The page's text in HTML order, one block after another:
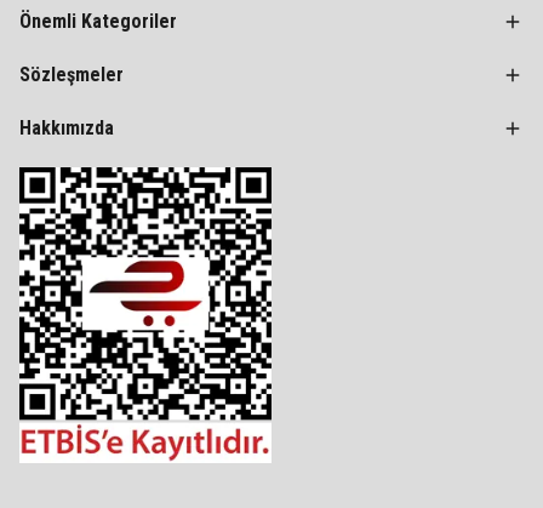
Önemli Kategoriler
Sözleşmeler
Hakkımızda